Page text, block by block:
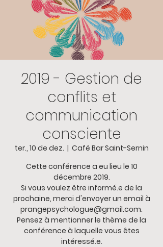
2019 - Gestion de
conflits et
communication
consciente
ter., 10 de dez.
  |
Café Bar Saint-Sernin
Cette conférence a eu lieu le 10
décembre 2019.
Si vous voulez être informé.e de la
prochaine, merci d'envoyer un email à
prangepsychologue@gmail.com.
Pensez à mentionner le thème de la
conférence à laquelle vous êtes
intéressé.e.